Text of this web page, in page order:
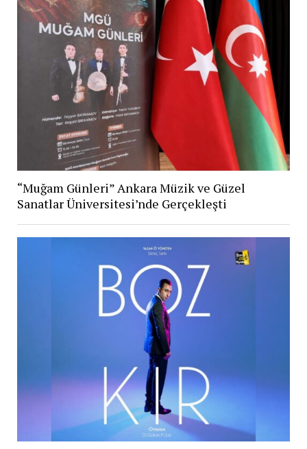
“Muğam Günleri” Ankara Müzik ve Güzel
Sanatlar Üniversitesi’nde Gerçekleşti